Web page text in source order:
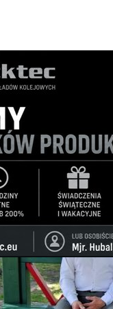
/Wywiady
Co wiadomo
Rail Baltica i